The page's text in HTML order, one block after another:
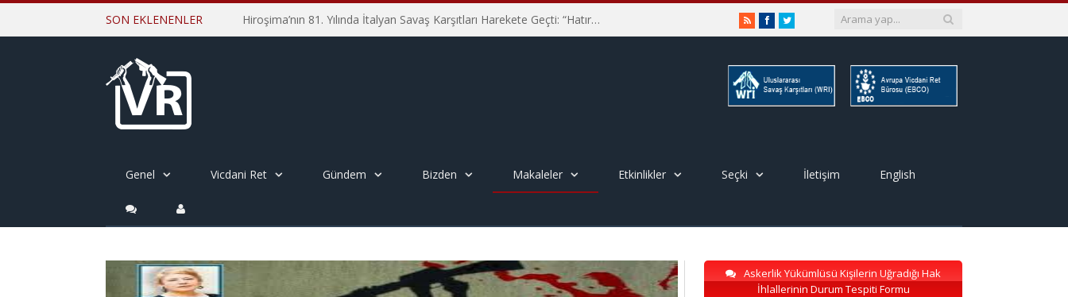
SON EKLENENLER Hiroşima’nın 81. Yılında İtalyan Savaş Karşıtları Harekete Geçti: “Hatırlamak yeterli değil” RSSFacebookTwitter
Genel Vicdani Ret Gündem Bizden Makaleler Etkinlikler Seçki İletişim English
Askerlik Yükümlüsü Kişilerin Uğradığı Hak
İhlallerinin Durum Tespiti Formu